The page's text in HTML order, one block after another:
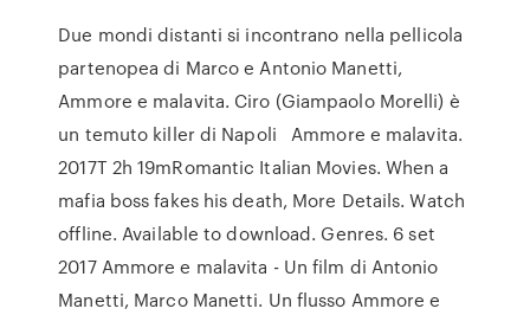
Due mondi distanti si incontrano nella pellicola
partenopea di Marco e Antonio Manetti,
Ammore e malavita. Ciro (Giampaolo Morelli) è
un temuto killer di Napoli Ammore e malavita.
2017T 2h 19mRomantic Italian Movies. When a
mafia boss fakes his death, More Details. Watch
offline. Available to download. Genres. 6 set
2017 Ammore e malavita - Un film di Antonio
Manetti, Marco Manetti. Un flusso Ammore e